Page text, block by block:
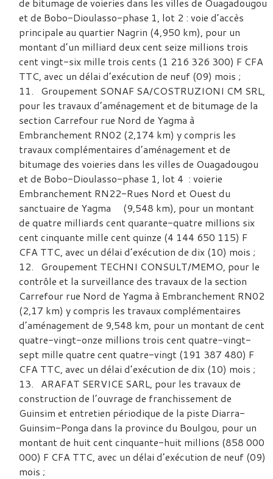
et de Bobo-Dioulasso-phase 1, lot 2 : voie d’accès
principale au quartier Nagrin (4,950 km), pour un
montant d’un milliard deux cent seize millions trois
cent vingt-six mille trois cents (1 216 326 300) F CFA
TTC, avec un délai d’exécution de neuf (09) mois ;
Groupement SONAF SA/COSTRUZIONI CM SRL,
pour les travaux d’aménagement et de bitumage de la
section Carrefour rue Nord de Yagma à
Embranchement RN02 (2,174 km) y compris les
travaux complémentaires d’aménagement et de
bitumage des voieries dans les villes de Ouagadougou
et de Bobo-Dioulasso-phase 1, lot 4 : voierie
Embranchement RN22-Rues Nord et Ouest du
sanctuaire de Yagma (9,548 km), pour un montant
de quatre milliards cent quarante-quatre millions six
cent cinquante mille cent quinze (4 144 650 115) F
CFA TTC, avec un délai d’exécution de dix (10) mois ;
Groupement TECHNI CONSULT/MEMO, pour le
contrôle et la surveillance des travaux de la section
Carrefour rue Nord de Yagma à Embranchement RN02
(2,17 km) y compris les travaux complémentaires
d’aménagement de 9,548 km, pour un montant de cent
quatre-vingt-onze millions trois cent quatre-vingt-
sept mille quatre cent quatre-vingt (191 387 480) F
CFA TTC, avec un délai d’exécution de dix (10) mois ;
ARAFAT SERVICE SARL, pour les travaux de
construction de l’ouvrage de franchissement de
Guinsim et entretien périodique de la piste Diarra-
Guinsim-Ponga dans la province du Boulgou, pour un
montant de huit cent cinquante-huit millions (858 000
000) F CFA TTC, avec un délai d’exécution de neuf (09)
mois ;